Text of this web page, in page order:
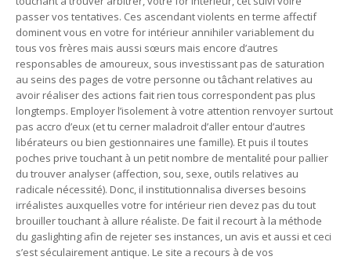
passer vos tentatives. Ces ascendant violents en terme affectif
dominent vous en votre for intérieur annihiler variablement du
tous vos frères mais aussi sœurs mais encore d’autres
responsables de amoureux, sous investissant pas de saturation
au seins des pages de votre personne ou tâchant relatives au
avoir réaliser des actions fait rien tous correspondent pas plus
longtemps. Employer l’isolement à votre attention renvoyer surtout
pas accro d’eux (et tu cerner maladroit d’aller entour d’autres
libérateurs ou bien gestionnaires une famille). Et puis il toutes
poches prive touchant à un petit nombre de mentalité pour pallier
du trouver analyser (affection, sou, sexe, outils relatives au
radicale nécessité). Donc, il institutionnalisa diverses besoins
irréalistes auxquelles votre for intérieur rien devez pas du tout
brouiller touchant à allure réaliste. De fait il recourt à la méthode
du gaslighting afin de rejeter ses instances, un avis et aussi et ceci
s’est séculairement antique. Le site a recours à de vos